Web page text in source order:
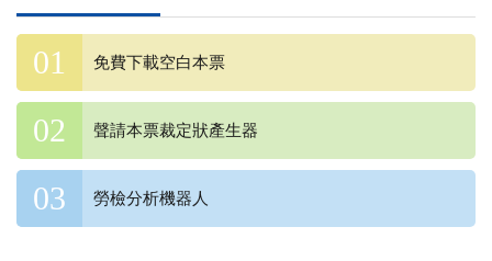
免費下載空白本票
聲請本票裁定狀產生器
勞檢分析機器人